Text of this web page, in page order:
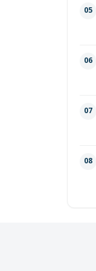
05
06
07
08